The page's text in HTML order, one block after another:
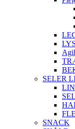
SELER
SNACK